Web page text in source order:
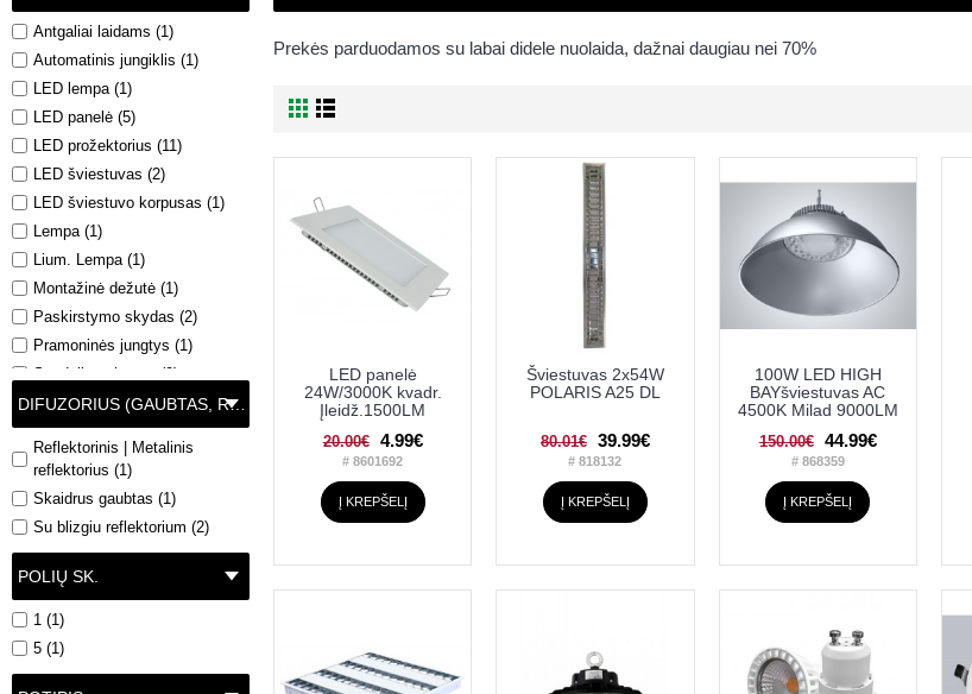
Antgaliai laidams (1)
Automatinis jungiklis (1)
LED lempa (1)
LED panelė (5)
LED prožektorius (11)
LED šviestuvas (2)
LED šviestuvo korpusas (1)
Lempa (1)
Lium. Lempa (1)
Montažinė dežutė (1)
Paskirstymo skydas (2)
Pramoninės jungtys (1)
Sandėlio valymas (9)
Skambutis (1)
Sriegis M8 (1)
Šviestuvas (4)
DIFUZORIUS (GAUBTAS, REFLEKTORIUS)
Reflektorinis | Metalinis
reflektorius (1)
Skaidrus gaubtas (1)
Su blizgiu reflektorium (2)
POLIŲ SK.
1 (1)
5 (1)
Prekės parduodamos su labai didele nuolaida, dažnai daugiau nei 70%
LED panelė
24W/3000K kvadr.
Įleidž.1500LM
20.00€ 4.99€
# 8601692
Į KREPŠELĮ
Šviestuvas 2x54W
POLARIS A25 DL
80.01€ 39.99€
# 818132
Į KREPŠELĮ
100W LED HIGH
BAYšviestuvas AC
4500K Milad 9000LM
150.00€ 44.99€
# 868359
Į KREPŠELĮ